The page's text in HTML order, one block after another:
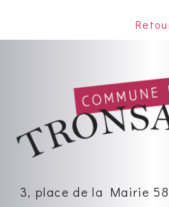
3, place de la Mairie